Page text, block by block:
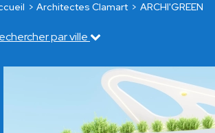
Architectes Clamart ARCHI'GREEN
par ville